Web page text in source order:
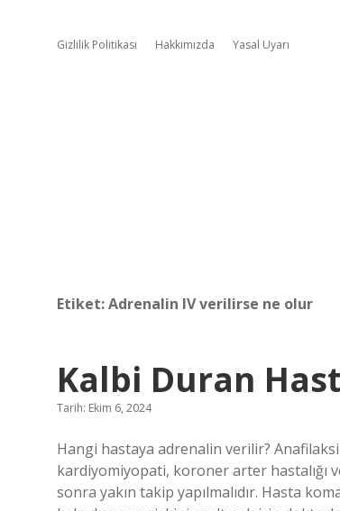
Gizlilik Politikası Hakkımızda Yasal Uyarı
Etiket:Adrenalin IV verilirse ne olur
Kalbi Duran
Tarih: Ekim 6, 2024
Hangi hastaya adrenalin verilir?
kardiyomiyopati, koroner arter hastalığı
sonra yakın takip yapılmalıdır. Hasta